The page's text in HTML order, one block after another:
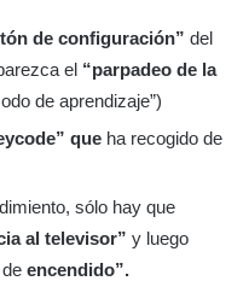
de configuración” del
el “parpadeo de la
de aprendizaje”)
que ha recogido de
sólo hay que
al televisor” y luego
encendido”.